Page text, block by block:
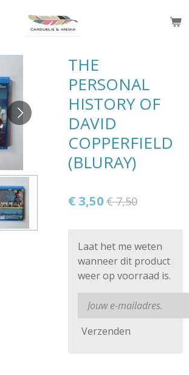
THE
PERSONAL
HISTORY OF
DAVID
COPPERFIELD
(BLURAY)
€ 3,50 € 7,50
Laat het me weten
wanneer dit product
weer op voorraad is.
Verzenden